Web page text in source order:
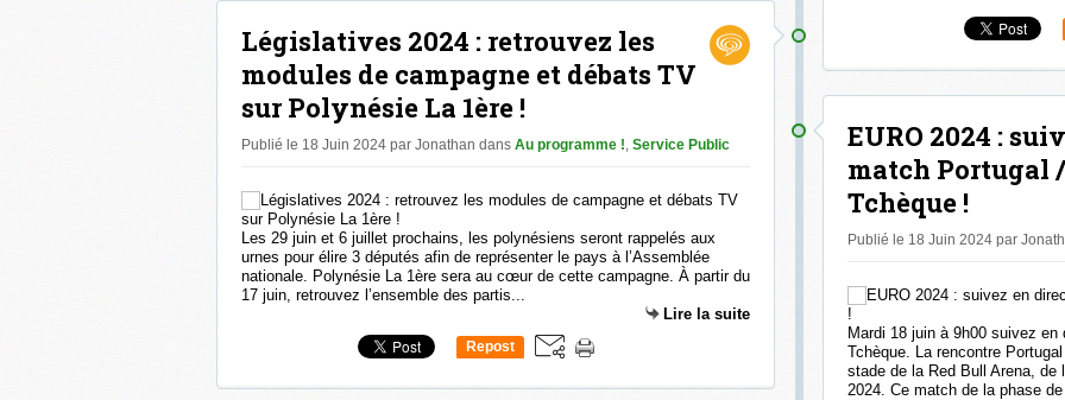
Législatives 2024 : retrouvez les
modules de campagne et débats TV
sur Polynésie La 1ère !
Publié le 18 Juin 2024 par Jonathan dans Au programme !, Service Public
Les 29 juin et 6 juillet prochains, les polynésiens seront rappelés aux
urnes pour élire 3 députés afin de représenter le pays à l’Assemblée
nationale. Polynésie La 1ère sera au cœur de cette campagne. À partir du
17 juin, retrouvez l’ensemble des partis...
Lire la suite
Repost
EURO 2024 :
match Portugal
Tchèque !
Publié le 18 Juin 2024 par
Mardi 18 juin à 9h00 suivez
Tchèque. La rencontre
stade de la Red Bull Arena, de
2024. Ce match de la phase